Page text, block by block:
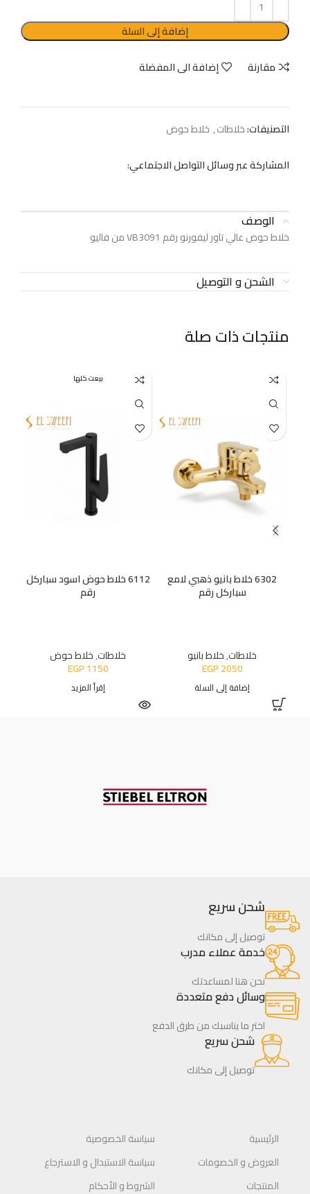
إضافة إلى السلة
مقارنة
إضافة الى المفضلة
التصنيفات:خلاطات, خلاط حوض
المشاركة عبر وسائل التواصل الاجتماعي:
الوصف
خلاط حوض عالي تاور ليفورنو رقم VB3091 من فاليو
الشحن و التوصيل
منتجات ذات صلة
6302 خلاط بانيو ذهبي لامع
سباركل رقم
خلاطات,خلاط بانيو
EGP2050
إضافة إلى السلة
بيعت كلها
6112 خلاط حوض اسود سباركل
رقم
خلاطات,خلاط حوض
EGP1150
إقرأ المزيد
شحن سريع
توصيل إلى مكانك
خدمة عملاء مدرب
نحن هنا لمساعدتك
وسائل دفع متعددة
اختر ما يناسبك من طرق الدفع
شحن سريع
توصيل إلى مكانك
الرئيسية
العروض و الخصومات
المنتجات
سياسة الخصوصية
سياسة الاستبدال و الاسترجاع
الشروط و الأحكام